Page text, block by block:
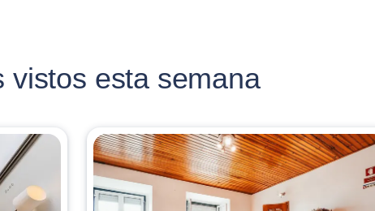
vistos esta semana